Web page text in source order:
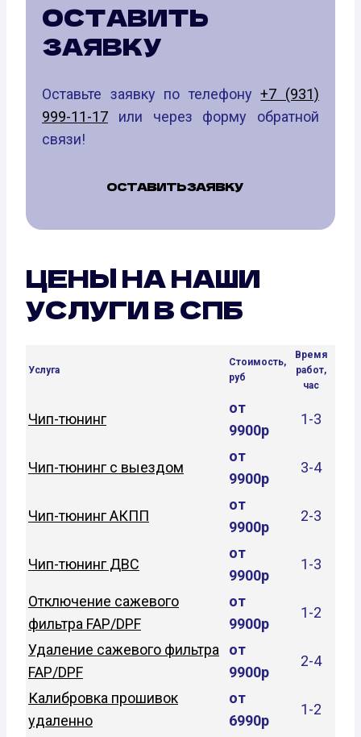
ОСТАВИТЬ
ЗАЯВКУ
Оставьте заявку по телефону+7 (931)
999-11-17 или через форму обратной
связи!
ОСТАВИТЬ ЗАЯВКУ
ЦЕНЫ НА НАШИ
УСЛУГИ В СПБ
Услуга
Стоимость,
руб
Время
работ,
час
Чип-тюнинг
от
9900р
1-3
Чип-тюнинг с выездом
от
9900р
3-4
Чип-тюнинг АКПП
от
9900р
2-3
Чип-тюнинг ДВС
от
9900р
1-3
Отключение сажевого
фильтра FAP/DPF
от
9900р
1-2
Удаление сажевого фильтра
FAP/DPF
от
9900р
2-4
Калибровка прошивок
удаленно
от
6990р
1-2